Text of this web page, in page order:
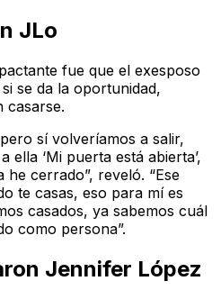
JLo
fue que el exesposo
se da la oportunidad,
casarse.
sí volveríamos a salir,
ella ‘Mi puerta está abierta’,
cerrado”, reveló. “Ese
te casas, eso para mí es
casados, ya sabemos cuál
como persona”.
Jennifer López